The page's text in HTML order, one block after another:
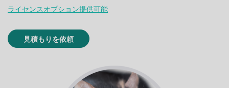
ライセンスオプション提供可能
見積もりを依頼